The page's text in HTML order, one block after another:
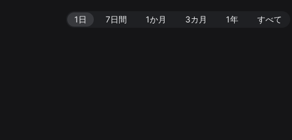
1日 7日間 1か月 3カ月 1年 すべて